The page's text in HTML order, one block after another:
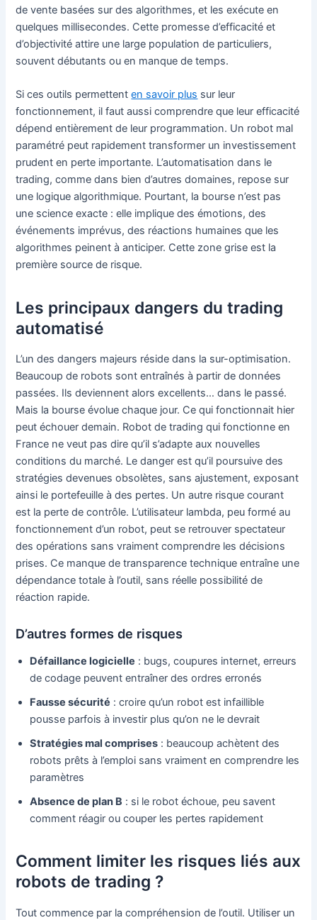
de vente basées sur des algorithmes, et les exécute en
quelques millisecondes. Cette promesse d’efficacité et
d’objectivité attire une large population de particuliers,
souvent débutants ou en manque de temps.
Si ces outils permettenten savoir plus sur leur
fonctionnement, il faut aussi comprendre que leur efficacité
dépend entièrement de leur programmation. Un robot mal
paramétré peut rapidement transformer un investissement
prudent en perte importante. L’automatisation dans le
trading, comme dans bien d’autres domaines, repose sur
une logique algorithmique. Pourtant, la bourse n’est pas
une science exacte : elle implique des émotions, des
événements imprévus, des réactions humaines que les
algorithmes peinent à anticiper. Cette zone grise est la
première source de risque.
Les principaux dangers du trading
automatisé
L’un des dangers majeurs réside dans la sur-optimisation.
Beaucoup de robots sont entraînés à partir de données
passées. Ils deviennent alors excellents… dans le passé.
Mais la bourse évolue chaque jour. Ce qui fonctionnait hier
peut échouer demain. Robot de trading qui fonctionne en
France ne veut pas dire qu’il s’adapte aux nouvelles
conditions du marché. Le danger est qu’il poursuive des
stratégies devenues obsolètes, sans ajustement, exposant
ainsi le portefeuille à des pertes. Un autre risque courant
est la perte de contrôle. L’utilisateur lambda, peu formé au
fonctionnement d’un robot, peut se retrouver spectateur
des opérations sans vraiment comprendre les décisions
prises. Ce manque de transparence technique entraîne une
dépendance totale à l’outil, sans réelle possibilité de
réaction rapide.
D’autres formes de risques
Défaillance logicielle : bugs, coupures internet, erreurs
de codage peuvent entraîner des ordres erronés
Fausse sécurité : croire qu’un robot est infaillible
pousse parfois à investir plus qu’on ne le devrait
Stratégies mal comprises : beaucoup achètent des
robots prêts à l’emploi sans vraiment en comprendre les
paramètres
Absence de plan B : si le robot échoue, peu savent
comment réagir ou couper les pertes rapidement
Comment limiter les risques liés aux
robots de trading ?
Tout commence par la compréhension de l’outil. Utiliser un